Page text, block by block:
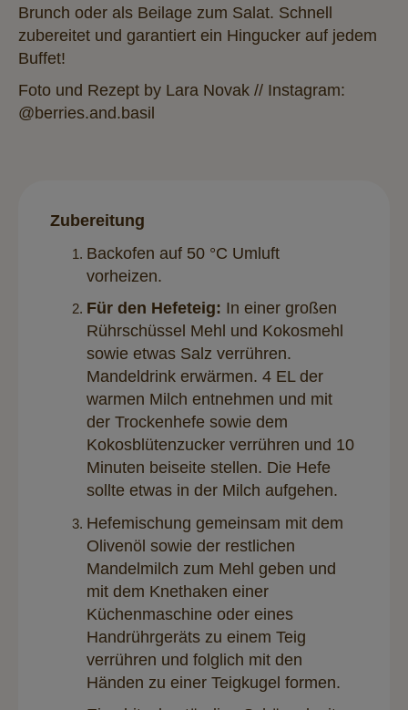
Brunch oder als Beilage zum Salat. Schnell
zubereitet und garantiert ein Hingucker auf jedem
Buffet!
Foto und Rezept by Lara Novak // Instagram:
@berries.and.basil
Zubereitung
Backofen auf 50 °C Umluft
vorheizen.
Für den Hefeteig: In einer großen
Rührschüssel Mehl und Kokosmehl
sowie etwas Salz verrühren.
Mandeldrink erwärmen. 4 EL der
warmen Milch entnehmen und mit
der Trockenhefe sowie dem
Kokosblütenzucker verrühren und 10
Minuten beiseite stellen. Die Hefe
sollte etwas in der Milch aufgehen.
Hefemischung gemeinsam mit dem
Olivenöl sowie der restlichen
Mandelmilch zum Mehl geben und
mit dem Knethaken einer
Küchenmaschine oder eines
Handrührgeräts zu einem Teig
verrühren und folglich mit den
Händen zu einer Teigkugel formen.